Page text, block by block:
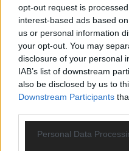
opt-out request is
interest-based ads based
us or personal information
your opt-out. You may
disclosure of your personal
IAB’s list of downstream
also be disclosed by us to
Downstream Participants
Personal Data
ANZEIGE